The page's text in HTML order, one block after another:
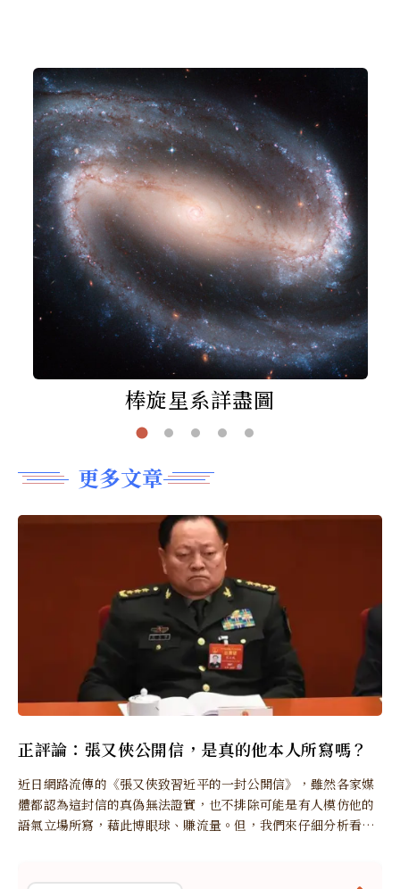
棒旋星系詳盡圖
更多文章
正評論：張又俠公開信，是真的他本人所寫嗎？
近日網路流傳的《張又俠致習近平的一封公開信》，雖然各家媒
體都認為這封信的真偽無法證實，也不排除可能是有人模仿他的
語氣立場所寫，藉此博眼球、賺流量。但，我們來仔細分析看看